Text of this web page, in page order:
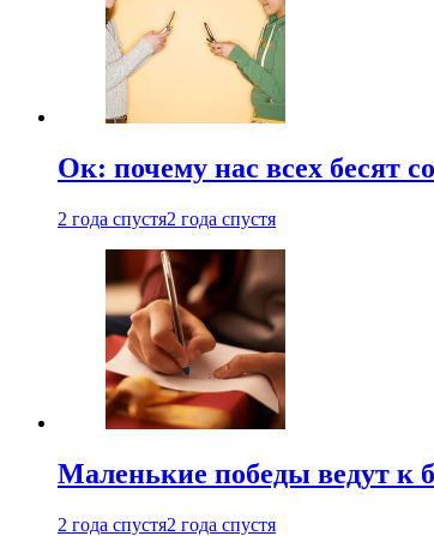
Ок: почему нас всех бесят
2 года спустя2 года спустя
Маленькие победы ведут к
2 года спустя2 года спустя